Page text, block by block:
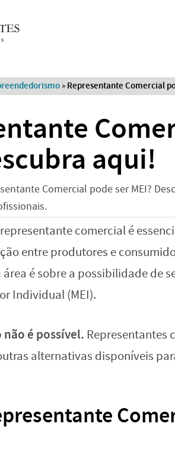
» Representante Comercial
aqui!
Comercial pode ser MEI?
comercial é
entre produtores e
é sobre a possibilidade de
Individual (MEI).
é possível. Representantes
alternativas disponíveis